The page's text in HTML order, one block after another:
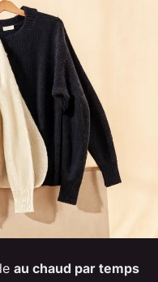
au chaud par temps